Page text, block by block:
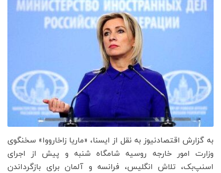
به گزارش اقتصادنیوز به نقل از ایسنا، «ماریا زاخارووا» سخنگوی
وزارت امور خارجه روسیه شامگاه شنبه و پیش از اجرای
اسنپ‌بک، تلاش انگلیس، فرانسه و آلمان برای بازگرداندن